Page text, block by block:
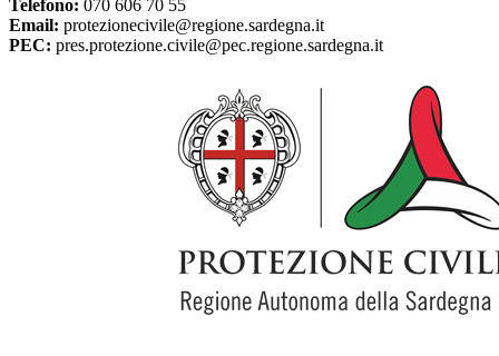
Telefono: 070 606 70 55
Email: protezionecivile@regione.sardegna.it
PEC: pres.protezione.civile@pec.regione.sardegna.it